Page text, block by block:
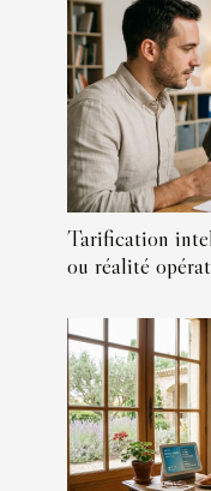
Tarification
ou réalité